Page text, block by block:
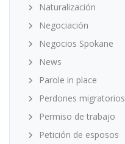
Naturalización
Negociación
Negocios Spokane
News
Parole in place
Perdones migratorios
Permiso de trabajo
Petición de esposos